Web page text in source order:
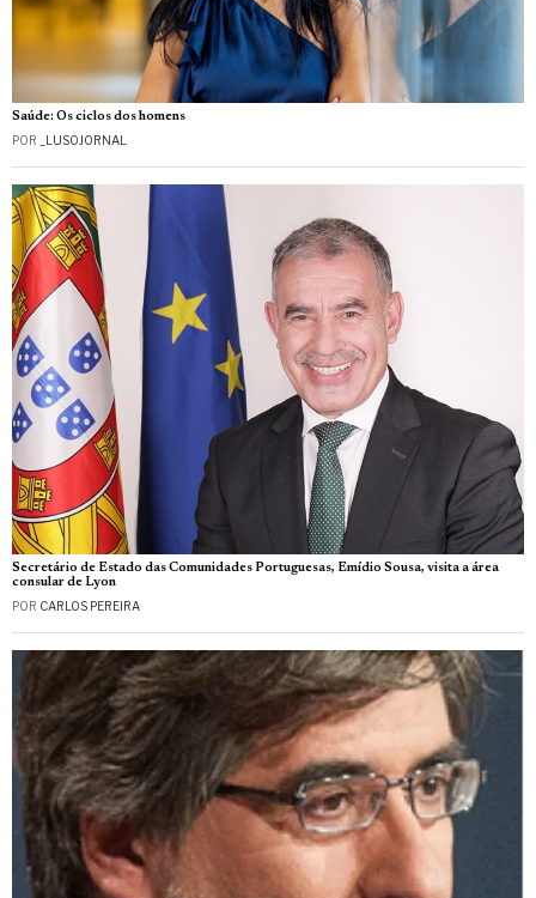
Saúde: Os ciclos dos homens
POR _LUSOJORNAL
Secretário de Estado das Comunidades Portuguesas, Emídio Sousa, visita a área
consular de Lyon
POR CARLOS PEREIRA